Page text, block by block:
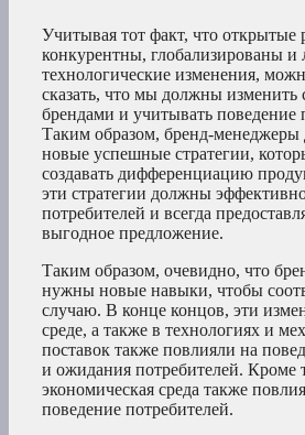
Учитывая тот факт, что открытые
конкурентны, глобализированы и
технологические изменения,
сказать, что мы должны изменить
брендами и учитывать поведение
Таким образом, бренд-менеджеры
новые успешные стратегии,
создавать дифференциацию
эти стратегии должны
потребителей и всегда
выгодное предложение.
Таким образом, очевидно, что
нужны новые навыки, чтобы
случаю. В конце концов, эти
среде, а также в технологиях и
поставок также повлияли на
и ожидания потребителей. Кроме
экономическая среда также
поведение потребителей.